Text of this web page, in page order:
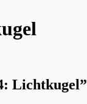
Lichtkugel”